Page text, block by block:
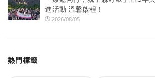
進活動 溫馨啟程！
2026/08/05
熱門標籤